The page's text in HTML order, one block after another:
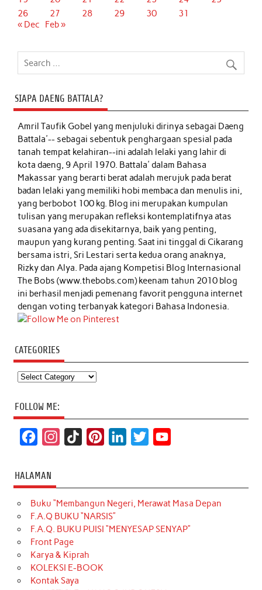
26
27 28 29 30
31
« Dec
Feb »
SIAPA DAENG BATTALA?
Amril Taufik Gobelyang menjuluki dirinya sebagai Daeng
Battala'-- sebagai sebentuk penghargaan spesial pada
tanah tempat kelahiran--ini adalah lelaki yang lahir di
kota daeng, 9 April 1970. Battala' dalam Bahasa
Makassar yang berarti berat adalah merujuk pada berat
badan lelaki yang memiliki hobi membaca dan menulis ini,
yang berbobot 100 kg. Blog ini merupakan kumpulan
tulisan yang merupakan refleksi kontemplatifnya atas
suasana yang ada disekitarnya, baik yang penting,
maupun yang kurang penting. Saat ini tinggal di Cikarang
bersama istri, Sri Lestari serta kedua orang anaknya,
Rizky dan Alya. Pada ajang Kompetisi Blog Internasional
The Bobs (www.thebobs.com) keenam tahun 2010 blog
ini berhasil menjadi pemenang favorit pengguna internet
dengan voting terbanyak kategori Bahasa Indonesia.
CATEGORIES
Categories
FOLLOW ME:
c
e
b
o
o
k
t
a
g
r
a
m
T
o
k
t
e
r
k
e
d
t
t
e
T
u
b
HALAMAN
Buku “Membangun Negeri, Merawat Masa Depan
F.A.Q BUKU “NARSIS”
F.A.Q. BUKU PUISI “MENYESAP SENYAP”
Front Page
Karya & Kiprah
KOLEKSI E-BOOK
Kontak Saya